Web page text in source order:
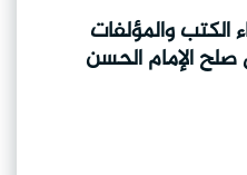
الكتب والمؤلفات
الإمام الحسن